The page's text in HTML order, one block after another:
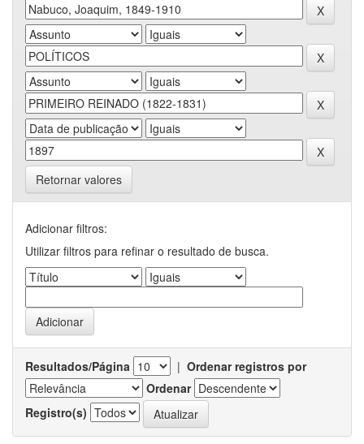
Retornar valores
Adicionar filtros:
Utilizar filtros para refinar o resultado de busca.
Resultados/Página | Ordenar registros por
Ordenar
Registro(s)